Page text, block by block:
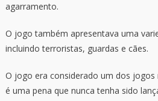
agarramento.
O jogo também apresentava uma
incluindo terroristas, guardas e cães.
O jogo era considerado um dos jogos
é uma pena que nunca tenha sido